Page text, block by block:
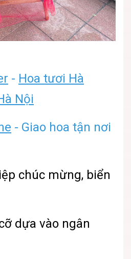
- Hoa tươi Hà
Nội
- Giao hoa tận nơi
chúc mừng, biển
dựa vào ngân